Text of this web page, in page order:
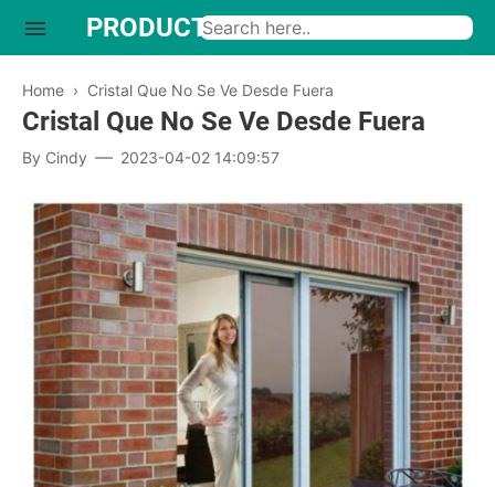
Home › Cristal Que No Se Ve Desde Fuera
Cristal Que No Se Ve Desde Fuera
By Cindy 2023-04-02 14:09:57